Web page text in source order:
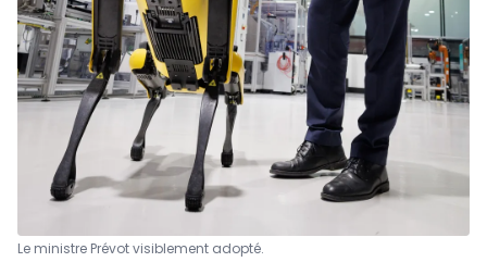
Le ministre Prévot visiblement adopté.